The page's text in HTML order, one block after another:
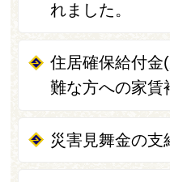
れました。
住居確保給付金
難な方への家賃
災害見舞金の支